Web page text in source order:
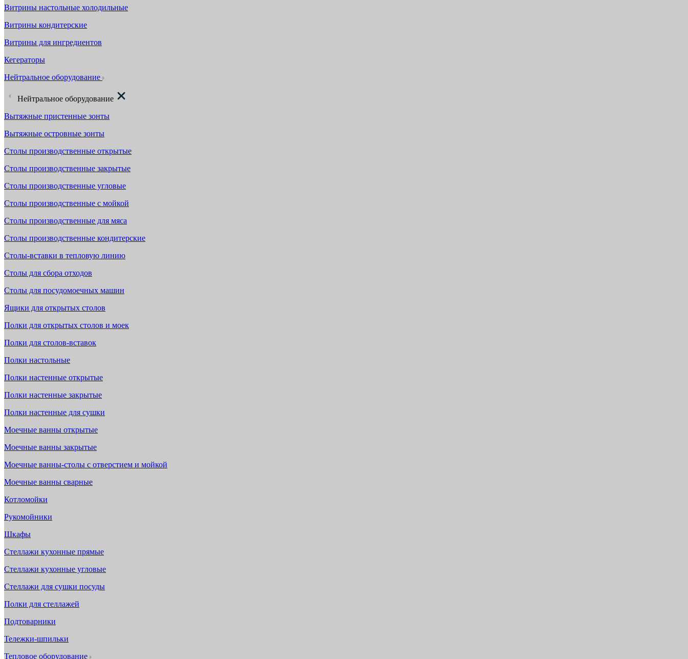
Витрины настольные холодильные
Витрины кондитерские
Витрины для ингредиентов
Кегераторы
Нейтральное оборудование
Нейтральное оборудование
Вытяжные пристенные зонты
Вытяжные островные зонты
Столы производственные открытые
Столы производственные закрытые
Столы производственные угловые
Столы производственные с мойкой
Столы производственные для мяса
Столы производственные кондитерские
Столы-вставки в тепловую линию
Столы для сбора отходов
Столы для посудомоечных машин
Ящики для открытых столов
Полки для открытых столов и моек
Полки для столов-вставок
Полки настольные
Полки настенные открытые
Полки настенные закрытые
Полки настенные для сушки
Моечные ванны открытые
Моечные ванны закрытые
Моечные ванны-столы с отверстием и мойкой
Моечные ванны сварные
Котломойки
Рукомойники
Шкафы
Стеллажи кухонные прямые
Стеллажи кухонные угловые
Стеллажи для сушки посуды
Полки для стеллажей
Подтоварники
Тележки-шпильки
Тепловое оборудование